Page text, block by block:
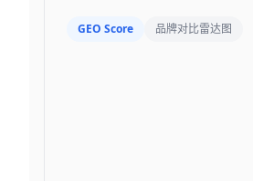
GEO Score 品牌对比雷达图